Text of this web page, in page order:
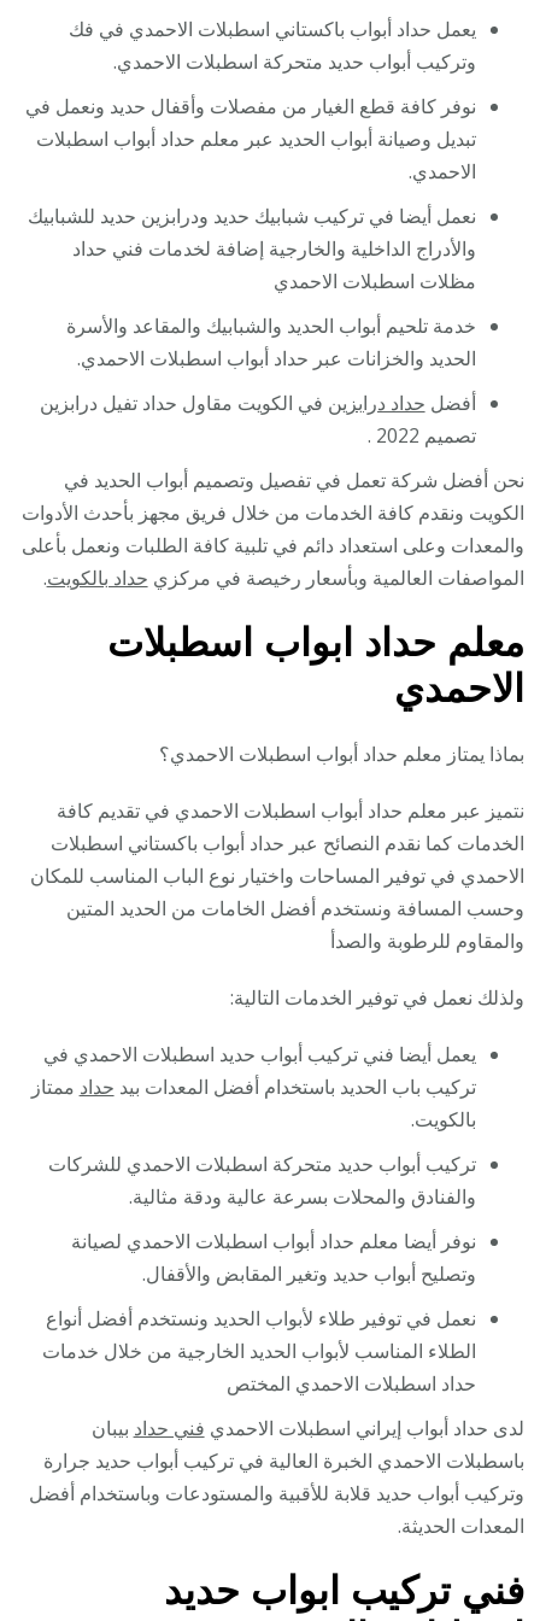
يعمل حداد أبواب باكستاني اسطبلات الاحمدي في فك
وتركيب أبواب حديد متحركة اسطبلات الاحمدي.
نوفر كافة قطع الغيار من مفصلات وأقفال حديد ونعمل في
تبديل وصيانة أبواب الحديد عبر معلم حداد أبواب اسطبلات
الاحمدي.
نعمل أيضا في تركيب شبابيك حديد ودرابزين حديد للشبابيك
والأدراج الداخلية والخارجية إضافة لخدمات فني حداد
مظلات اسطبلات الاحمدي
خدمة تلحيم أبواب الحديد والشبابيك والمقاعد والأسرة
الحديد والخزانات عبر حداد أبواب اسطبلات الاحمدي.
أفضل حداد درابزين في الكويت مقاول حداد تفيل درابزين
تصميم 2022 .
نحن أفضل شركة تعمل في تفصيل وتصميم أبواب الحديد في
الكويت ونقدم كافة الخدمات من خلال فريق مجهز بأحدث الأدوات
والمعدات وعلى استعداد دائم في تلبية كافة الطلبات ونعمل بأعلى
المواصفات العالمية وبأسعار رخيصة في مركزي حداد بالكويت.
معلم حداد ابواب اسطبلات
الاحمدي
بماذا يمتاز معلم حداد أبواب اسطبلات الاحمدي؟
نتميز عبر معلم حداد أبواب اسطبلات الاحمدي في تقديم كافة
الخدمات كما نقدم النصائح عبر حداد أبواب باكستاني اسطبلات
الاحمدي في توفير المساحات واختيار نوع الباب المناسب للمكان
وحسب المسافة ونستخدم أفضل الخامات من الحديد المتين
والمقاوم للرطوبة والصدأ
ولذلك نعمل في توفير الخدمات التالية:
يعمل أيضا فني تركيب أبواب حديد اسطبلات الاحمدي في
تركيب باب الحديد باستخدام أفضل المعدات بيد حداد ممتاز
بالكويت.
تركيب أبواب حديد متحركة اسطبلات الاحمدي للشركات
والفنادق والمحلات بسرعة عالية ودقة مثالية.
نوفر أيضا معلم حداد أبواب اسطبلات الاحمدي لصيانة
وتصليح أبواب حديد وتغير المقابض والأقفال.
نعمل في توفير طلاء لأبواب الحديد ونستخدم أفضل أنواع
الطلاء المناسب لأبواب الحديد الخارجية من خلال خدمات
حداد اسطبلات الاحمدي المختص
لدى حداد أبواب إيراني اسطبلات الاحمدي فني حداد بيبان
باسطبلات الاحمدي الخبرة العالية في تركيب أبواب حديد جرارة
وتركيب أبواب حديد قلابة للأقبية والمستودعات وباستخدام أفضل
المعدات الحديثة.
فني تركيب ابواب حديد